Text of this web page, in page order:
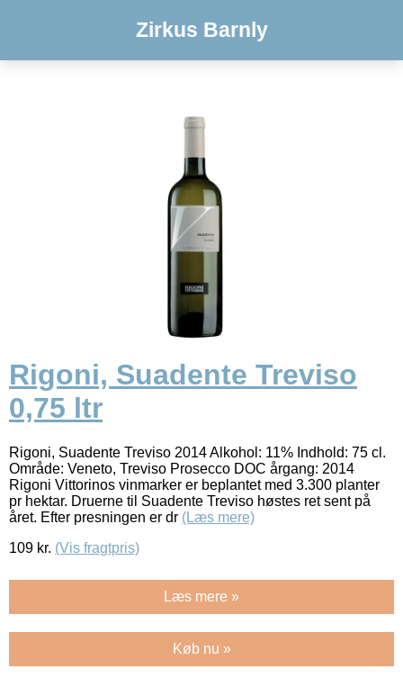
Zirkus Barnly
Rigoni, Suadente Treviso
0,75 ltr
Rigoni, Suadente Treviso 2014 Alkohol: 11% Indhold: 75 cl.
Område: Veneto, Treviso Prosecco DOC årgang: 2014
Rigoni Vittorinos vinmarker er beplantet med 3.300 planter
pr hektar. Druerne til Suadente Treviso høstes ret sent på
året. Efter presningen er dr (Læs mere)
109 kr. (Vis fragtpris)
Læs mere »
Køb nu »